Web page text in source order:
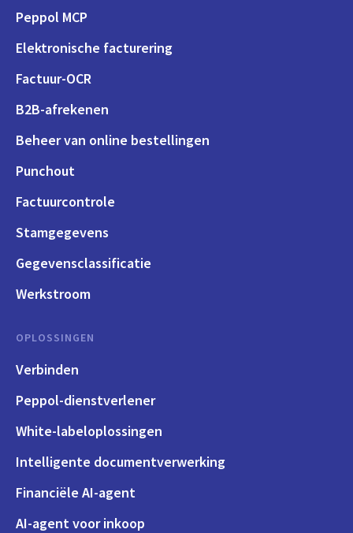
Peppol MCP
Elektronische facturering
Factuur-OCR
B2B-afrekenen
Beheer van online bestellingen
Punchout
Factuurcontrole
Stamgegevens
Gegevensclassificatie
Werkstroom
OPLOSSINGEN
Verbinden
Peppol-dienstverlener
White-labeloplossingen
Intelligente documentverwerking
Financiële AI-agent
AI-agent voor inkoop